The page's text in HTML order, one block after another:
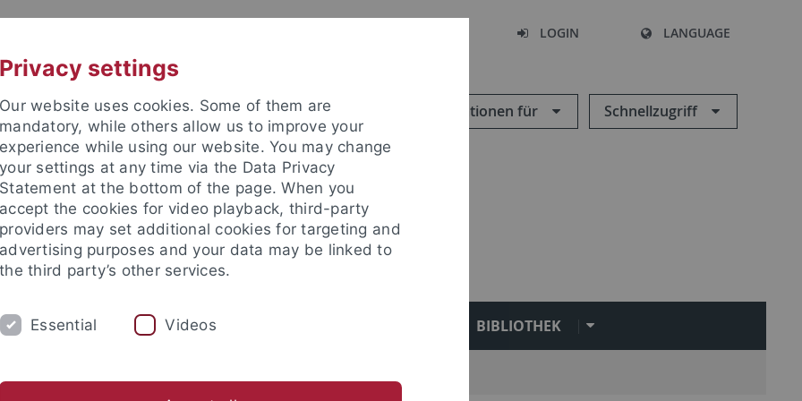
LOGIN LANGUAGE
Informationen für Schnellzugriff
Fakultät
INTERNATIONAL BIBLIOTHEK
Privacy settings
Our website uses cookies. Some of them are
mandatory, while others allow us to improve your
experience while using our website. You may change
your settings at any time via the Data Privacy
Statement at the bottom of the page. When you
accept the cookies for video playback, third-party
providers may set additional cookies for targeting and
advertising purposes and your data may be linked to
the third party’s other services.
Essential Videos